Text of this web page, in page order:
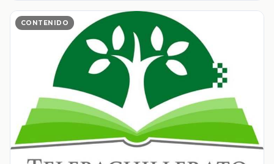
CONTENIDO